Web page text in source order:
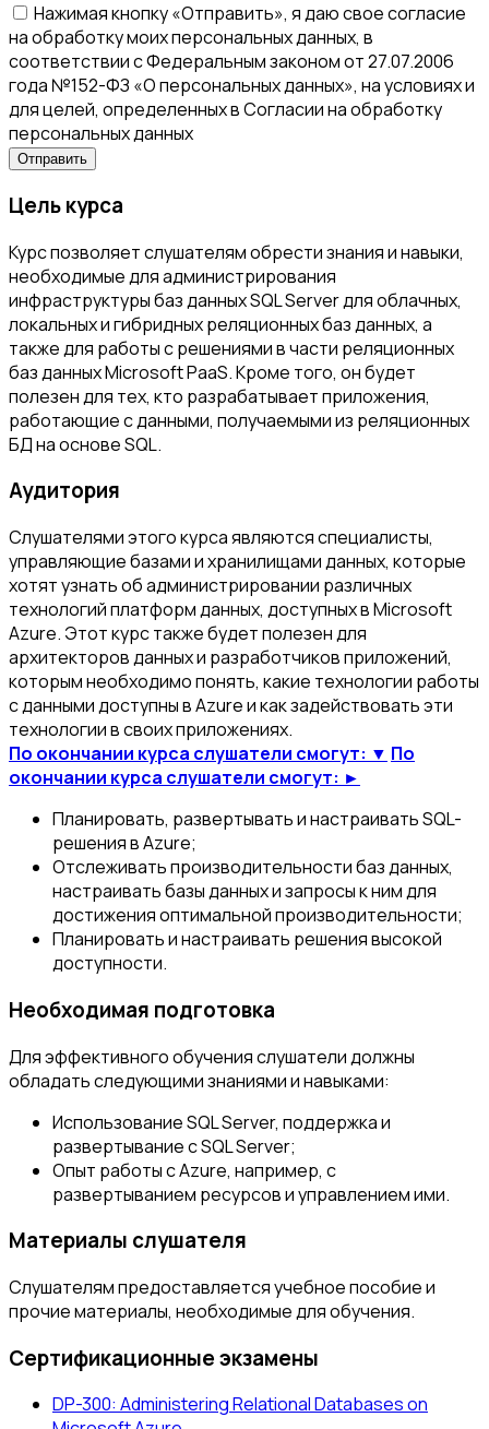
Нажимая кнопку «Отправить», я даю свое согласие
на обработку моих персональных данных, в
соответствии с Федеральным законом от 27.07.2006
года №152-ФЗ «О персональных данных», на условиях и
для целей, определенных в Согласии на обработку
персональных данных
Цель курса
Курс позволяет слушателям обрести знания и навыки,
необходимые для администрирования
инфраструктуры баз данных SQL Server для облачных,
локальных и гибридных реляционных баз данных, а
также для работы с решениями в части реляционных
баз данных Microsoft PaaS. Кроме того, он будет
полезен для тех, кто разрабатывает приложения,
работающие с данными, получаемыми из реляционных
БД на основе SQL.
Аудитория
Слушателями этого курса являются специалисты,
управляющие базами и хранилищами данных, которые
хотят узнать об администрировании различных
технологий платформ данных, доступных в Microsoft
Azure. Этот курс также будет полезен для
архитекторов данных и разработчиков приложений,
которым необходимо понять, какие технологии работы
с данными доступны в Azure и как задействовать эти
технологии в своих приложениях.
По окончании курса слушатели смогут: ▼ По
окончании курса слушатели смогут: ►
Планировать, развертывать и настраивать SQL-
решения в Azure;
Отслеживать производительности баз данных,
настраивать базы данных и запросы к ним для
достижения оптимальной производительности;
Планировать и настраивать решения высокой
доступности.
Необходимая подготовка
Для эффективного обучения слушатели должны
обладать следующими знаниями и навыками:
Использование SQL Server, поддержка и
развертывание с SQL Server;
Опыт работы с Azure, например, с
развертыванием ресурсов и управлением ими.
Материалы слушателя
Слушателям предоставляется учебное пособие и
прочие материалы, необходимые для обучения.
Сертификационные экзамены
DP-300: Administering Relational Databases on